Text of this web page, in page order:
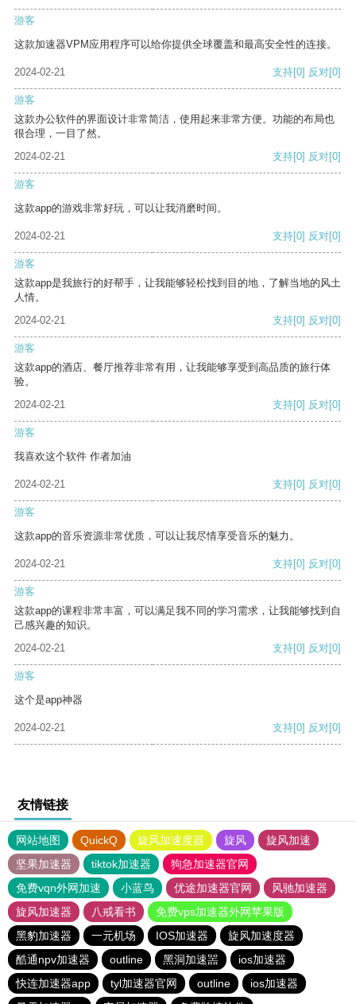
游客
这款加速器VPM应用程序可以给你提供全球覆盖和最高安全性的连接。
2024-02-21 支持[0] 反对[0]
游客
这款办公软件的界面设计非常简洁，使用起来非常方便。功能的布局也
很合理，一目了然。
2024-02-21
支持[0] 反对[0]
游客
这款app的游戏非常好玩，可以让我消磨时间。
2024-02-21 支持[0] 反对[0]
游客
这款app是我旅行的好帮手，让我能够轻松找到目的地，了解当地的风土
人情。
2024-02-21
支持[0] 反对[0]
游客
这款app的酒店、餐厅推荐非常有用，让我能够享受到高品质的旅行体
验。
2024-02-21
支持[0] 反对[0]
游客
我喜欢这个软件 作者加油
2024-02-21 支持[0] 反对[0]
游客
这款app的音乐资源非常优质，可以让我尽情享受音乐的魅力。
2024-02-21 支持[0] 反对[0]
游客
这款app的课程非常丰富，可以满足我不同的学习需求，让我能够找到自
己感兴趣的知识。
2024-02-21
支持[0] 反对[0]
游客
这个是app神器
2024-02-21 支持[0] 反对[0]
友情链接
网站地图 QuickQ 旋风加速度器 旋风
旋风加速
坚果加速器
tiktok加速器
狗急加速器官网
免费vqn外网加速
小蓝鸟 优途加速器官网
风驰加速器
旋风加速器
八戒看书
免费vps加速器外网苹果版
黑豹加速器
一元机场 IOS加速器
旋风加速度器
酷通npv加速器
outline 黑洞加速噐
ios加速器
快连加速器app
tyl加速器官网 outline
ios加速器